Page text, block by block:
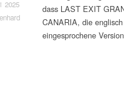
2025
dass LAST EXIT
CANARIA, die englisch
eingesprochene